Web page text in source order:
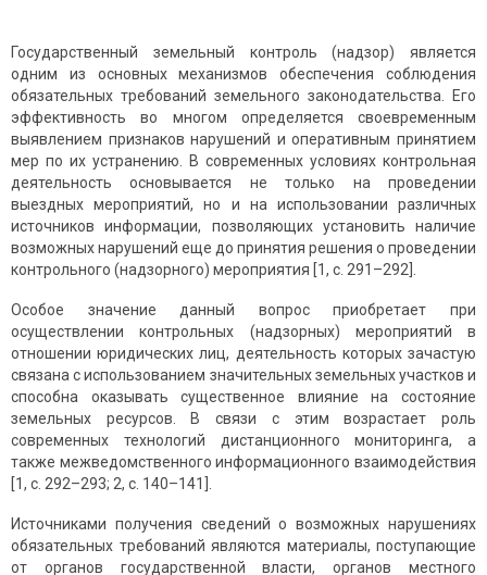
Государственный земельный контроль (надзор) является
одним из основных механизмов обеспечения соблюдения
обязательных требований земельного законодательства. Его
эффективность во многом определяется своевременным
выявлением признаков нарушений и оперативным принятием
мер по их устранению. В современных условиях контрольная
деятельность основывается не только на проведении
выездных мероприятий, но и на использовании различных
источников информации, позволяющих установить наличие
возможных нарушений еще до принятия решения о проведении
контрольного (надзорного) мероприятия [1, с. 291–292].
Особое значение данный вопрос приобретает при
осуществлении контрольных (надзорных) мероприятий в
отношении юридических лиц, деятельность которых зачастую
связана с использованием значительных земельных участков и
способна оказывать существенное влияние на состояние
земельных ресурсов. В связи с этим возрастает роль
современных технологий дистанционного мониторинга, а
также межведомственного информационного взаимодействия
[1, с. 292–293; 2, с. 140–141].
Источниками получения сведений о возможных нарушениях
обязательных требований являются материалы, поступающие
от органов государственной власти, органов местного